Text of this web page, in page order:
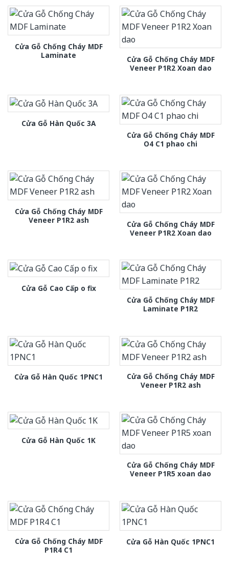
Cửa Gỗ Chống Cháy MDF
Laminate
Cửa Gỗ Chống Cháy MDF
Veneer P1R2 Xoan dao
Cửa Gỗ Hàn Quốc 3A
Cửa Gỗ Chống Cháy MDF
O4 C1 phao chi
Cửa Gỗ Chống Cháy MDF
Veneer P1R2 ash
Cửa Gỗ Chống Cháy MDF
Veneer P1R2 Xoan dao
Cửa Gỗ Cao Cấp o fix
Cửa Gỗ Chống Cháy MDF
Laminate P1R2
Cửa Gỗ Hàn Quốc 1PNC1
Cửa Gỗ Chống Cháy MDF
Veneer P1R2 ash
Cửa Gỗ Hàn Quốc 1K
Cửa Gỗ Chống Cháy MDF
Veneer P1R5 xoan dao
Cửa Gỗ Chống Cháy MDF
P1R4 C1
Cửa Gỗ Hàn Quốc 1PNC1